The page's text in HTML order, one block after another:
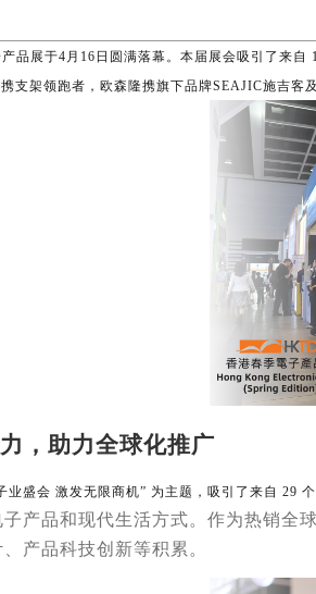
品展于4月16日圆满落幕。本届展会吸引了来自
携支架领跑者，欧森隆携旗下品牌SEAJIC施吉
，助力全球化推广
业盛会 激发无限商机” 为主题，吸引了来自 29 个
产品和现代生活方式。作为热销全
产品科技创新等积累。